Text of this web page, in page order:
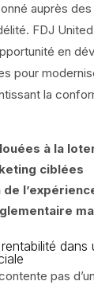
auprès
FDJ
en
pour
la
à la
ciblées
dans
pas